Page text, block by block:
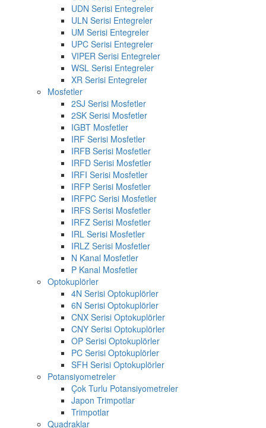
UDN Serisi Entegreler
ULN Serisi Entegreler
UM Serisi Entegreler
UPC Serisi Entegreler
VIPER Serisi Entegreler
WSL Serisi Entegreler
XR Serisi Entegreler
Mosfetler
2SJ Serisi Mosfetler
2SK Serisi Mosfetler
IGBT Mosfetler
IRF Serisi Mosfetler
IRFB Serisi Mosfetler
IRFD Serisi Mosfetler
IRFI Serisi Mosfetler
IRFP Serisi Mosfetler
IRFPC Serisi Mosfetler
IRFS Serisi Mosfetler
IRFZ Serisi Mosfetler
IRL Serisi Mosfetler
IRLZ Serisi Mosfetler
N Kanal Mosfetler
P Kanal Mosfetler
Optokuplörler
4N Serisi Optokuplörler
6N Serisi Optokuplörler
CNX Serisi Optokuplörler
CNY Serisi Optokuplörler
OP Serisi Optokuplörler
PC Serisi Optokuplörler
SFH Serisi Optokuplörler
Potansiyometreler
Çok Turlu Potansiyometreler
Japon Trimpotlar
Trimpotlar
Quadraklar